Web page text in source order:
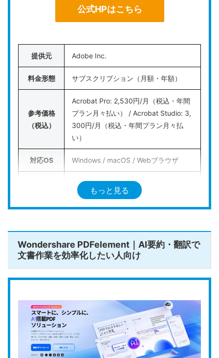
ているため、購入前の用途選定が重要です。
不可逆的にマスキングする墨消し機能が最初から備
わっているため、契約書や公的書類を安全に扱えま
す。最新のVer.13 COMPLETEには、一括スキャン
したPDFをAIが文脈に沿って自動分割するスマート
な整理機能も実装されました。
Windows環境での事務処理や契約業務において、
ストを抑えて必要な機能を一通り揃えたいビジネス
パーソンに最適な選択肢となるでしょう。
公式HPはこちら
提供元 Adobe Inc.
料金形態 サブスクリプション（月額・年額）
参考価格
（税込）
Acrobat Pro: 2,530円/月（税込・年間
プラン月々払い） / Acrobat Studio: 3,
300円/月（税込・年間プラン月々払
い）
対応OS Windows / macOS / Webブラウザ
対応
/ 墨消し
AI機能
対応（要約・質問回答はAcrobat Studi
ml
Adobe Acrobat
は、PDFフォーマットの生みの親で
あるアドビ社が提供する業界標準のプラットフォー
ムです。他社製ソフトで作成されたPDFと比較して
もっと見る
Wondershare PDFelement｜AI要約・翻訳で
文書作業を効率化したい人向け